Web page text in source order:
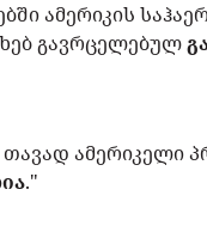
ამერიკის
გავრცელებულ
ამერიკელი
."